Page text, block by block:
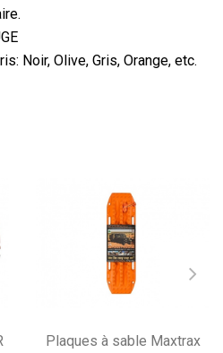
Noir, Olive, Gris, Orange, etc.
Plaques à sable Maxtrax